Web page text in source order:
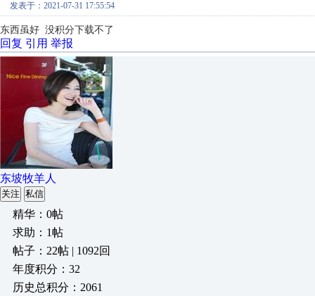
发表于：2021-07-31 17:55:54
东西虽好 没积分下载不了
回复 引用 举报
东坡牧羊人
关注 私信
精华：0帖
求助：1帖
帖子：22帖 | 1092回
年度积分：32
历史总积分：2061